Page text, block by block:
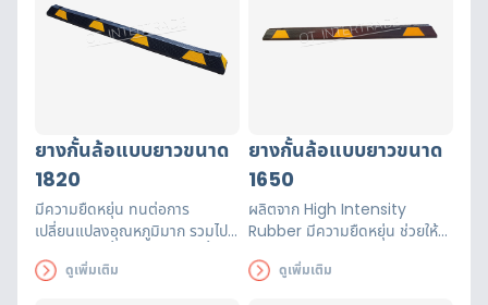
ยางกั้นล้อแบบยาวขนาด
1820
มีความยืดหยุ่น ทนต่อการ
เปลี่ยนแปลงอุณหภูมิมาก รวมไป
มองเห็นได้ชัดทั้งเวลากลางวันและ
ดูเพิ่มเติม
ยางกั้นล้อแบบยาวขนาด
1650
ผลิตจาก High Intensity
Rubber มีความยืดหยุ่น ช่วยให้
จอดรถ มองเห็นได้ชัดทั้งเวลา
ดูเพิ่มเติม